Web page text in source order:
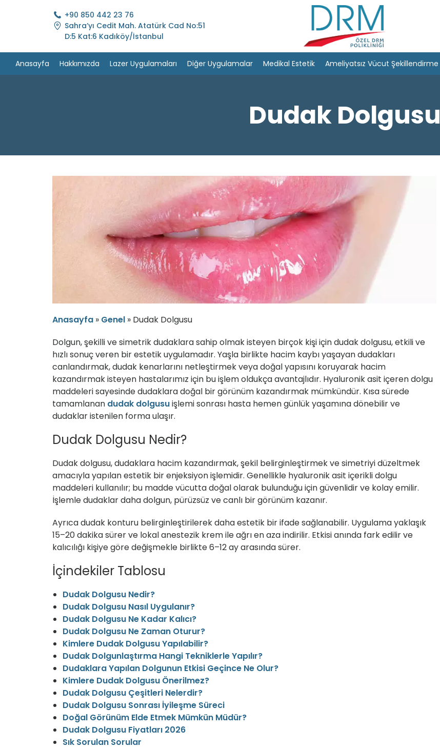
+90 850 442 23 76
Sahra’yı Cedit Mah. Atatürk Cad No:51
D:5 Kat:6 Kadıköy/İstanbul
Anasayfa Hakkımızda Lazer Uygulamaları Diğer Uygulamalar Medikal Estetik Ameliyatsız Vücut Şekillendirme
Dudak Dolgusu
Anasayfa » Genel » Dudak Dolgusu
Dolgun, şekilli ve simetrik dudaklara sahip olmak isteyen birçok kişi için dudak dolgusu, etkili ve
hızlı sonuç veren bir estetik uygulamadır. Yaşla birlikte hacim kaybı yaşayan dudakları
canlandırmak, dudak kenarlarını netleştirmek veya doğal yapısını koruyarak hacim
kazandırmak isteyen hastalarımız için bu işlem oldukça avantajlıdır. Hyaluronik asit içeren dolgu
maddeleri sayesinde dudaklara doğal bir görünüm kazandırmak mümkündür. Kısa sürede
tamamlanan dudak dolgusuişlemi sonrası hasta hemen günlük yaşamına dönebilir ve
dudaklar istenilen forma ulaşır.
Dudak Dolgusu Nedir?
Dudak dolgusu, dudaklara hacim kazandırmak, şekil belirginleştirmek ve simetriyi düzeltmek
amacıyla yapılan estetik bir enjeksiyon işlemidir. Genellikle hyaluronik asit içerikli dolgu
maddeleri kullanılır; bu madde vücutta doğal olarak bulunduğu için güvenlidir ve kolay emilir.
İşlemle dudaklar daha dolgun, pürüzsüz ve canlı bir görünüm kazanır.
Ayrıca dudak konturu belirginleştirilerek daha estetik bir ifade sağlanabilir. Uygulama yaklaşık
15–20 dakika sürer ve lokal anestezik krem ile ağrı en aza indirilir. Etkisi anında fark edilir ve
kalıcılığı kişiye göre değişmekle birlikte6–12 ayarasında sürer.
İçindekiler Tablosu
Dudak Dolgusu Nedir?
Dudak Dolgusu Nasıl Uygulanır?
Dudak Dolgusu Ne Kadar Kalıcı?
Dudak Dolgusu Ne Zaman Oturur?
Kimlere Dudak Dolgusu Yapılabilir?
Dudak Dolgunlaştırma Hangi Tekniklerle Yapılır?
Dudaklara Yapılan Dolgunun Etkisi Geçince Ne Olur?
Kimlere Dudak Dolgusu Önerilmez?
Dudak Dolgusu Çeşitleri Nelerdir?
Dudak Dolgusu Sonrası İyileşme Süreci
Doğal Görünüm Elde Etmek Mümkün Müdür?
Dudak Dolgusu Fiyatları 2026
Sık Sorulan Sorular